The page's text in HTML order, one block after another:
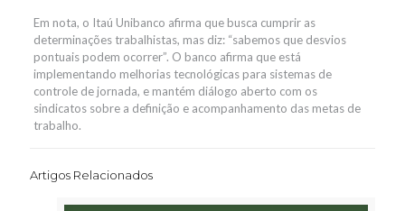
Em nota, o Itaú Unibanco afirma que busca cumprir as
determinações trabalhistas, mas diz: “sabemos que desvios
pontuais podem ocorrer”. O banco afirma que está
implementando melhorias tecnológicas para sistemas de
controle de jornada, e mantém diálogo aberto com os
sindicatos sobre a definição e acompanhamento das metas de
trabalho.
Artigos Relacionados